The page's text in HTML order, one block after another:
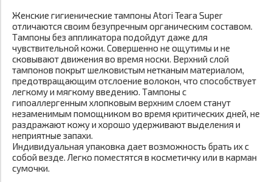
Женские гигиенические тампоны Atori Teara Super
отличаются своим безупречным органическим составом.
Тампоны без аппликатора подойдут даже для
чувствительной кожи. Совершенно не ощутимы и не
сковывают движения во время носки. Верхний слой
тампонов покрыт шелковистым нетканым материалом,
предотвращающим отслоение волокон, что способствует
легкому и мягкому введению. Тампоны с
гипоаллергенным хлопковым верхним слоем станут
незаменимым помощником во время критических дней, не
раздражают кожу и хорошо удерживают выделения и
неприятные запахи.
Индивидуальная упаковка дает возможность брать их с
собой везде. Легко поместятся в косметичку или в карман
сумочки.